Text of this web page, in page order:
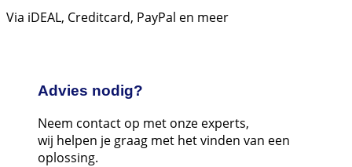
Via iDEAL, Creditcard, PayPal en meer
Advies nodig?
Neem contact op met onze experts,
wij helpen je graag met het vinden van een
oplossing.